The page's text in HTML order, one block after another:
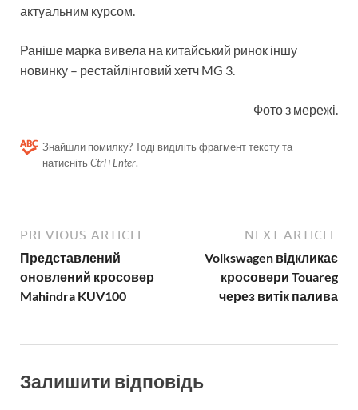
актуальним курсом.
Раніше марка вивела на китайський ринок іншу
новинку – рестайлінговий хетч MG 3.
Фото з мережі.
Знайшли помилку? Тоді виділіть фрагмент тексту та
натисніть Ctrl+Enter.
PREVIOUS ARTICLE
Представлений
оновлений кросовер
Mahindra KUV100
NEXT ARTICLE
Volkswagen відкликає
кросовери Touareg
через витік палива
Залишити відповідь